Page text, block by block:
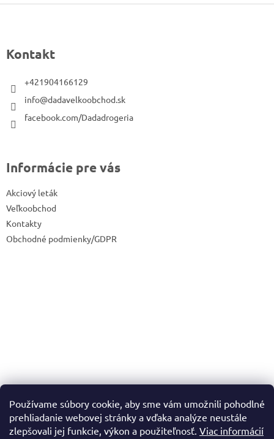
Používame súbory cookie, aby sme vám umožnili pohodlné
prehliadanie webovej stránky a vďaka analýze neustále
zlepšovali jej funkcie, výkon a použiteľnosť. Viac informácií
Z
p
äKontakt
+421904166129
info@dadavelkoobchod.sk
facebook.com/Dadadrogeria
Informácie pre vás
Akciový leták
Veľkoobchod
Kontakty
Obchodné podmienky/GDPR